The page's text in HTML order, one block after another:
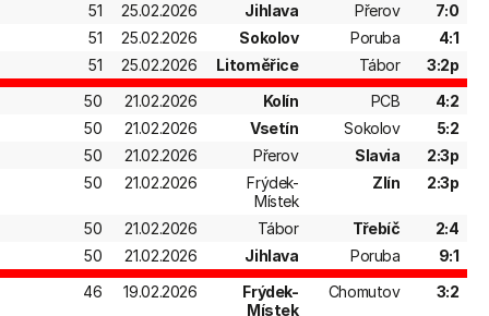
51
25.02.2026 Jihlava Přerov
7:0
51
25.02.2026 Sokolov Poruba
4:1
51
25.02.2026 Litoměřice Tábor
3:2p
50
21.02.2026 Kolín PCB
4:2
50
21.02.2026 Vsetín Sokolov
5:2
50
21.02.2026 Přerov Slavia
2:3p
50
21.02.2026
Frýdek-
Místek
Zlín 2:3p
50 21.02.2026 Tábor Třebíč
2:4
50
21.02.2026 Jihlava Poruba
9:1
46
19.02.2026
Frýdek-
Místek
Chomutov 3:2